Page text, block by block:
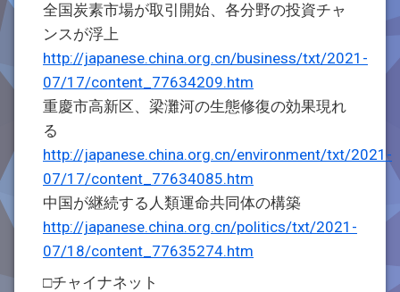
全国炭素市場が取引開始、各分野の投資チャ
ンスが浮上
http://japanese.china.org.cn/business/txt/2021-
07/17/content_77634209.htm
重慶市高新区、梁灘河の生態修復の効果現れ
る
http://japanese.china.org.cn/environment/txt/2021-
07/17/content_77634085.htm
中国が継続する人類運命共同体の構築
http://japanese.china.org.cn/politics/txt/2021-
07/18/content_77635274.htm
□チャイナネット